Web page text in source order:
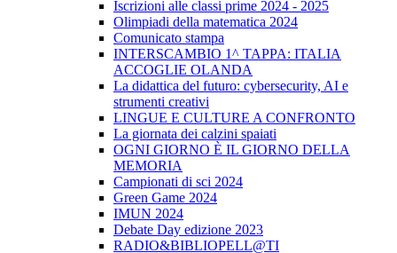
Iscrizioni alle classi prime 2024 - 2025
Olimpiadi della matematica 2024
Comunicato stampa
INTERSCAMBIO 1^ TAPPA: ITALIA
ACCOGLIE OLANDA
La didattica del futuro: cybersecurity, AI e
strumenti creativi
LINGUE E CULTURE A CONFRONTO
La giornata dei calzini spaiati
OGNI GIORNO È IL GIORNO DELLA
MEMORIA
Campionati di sci 2024
Green Game 2024
IMUN 2024
Debate Day edizione 2023
RADIO&BIBLIOPELL@TI